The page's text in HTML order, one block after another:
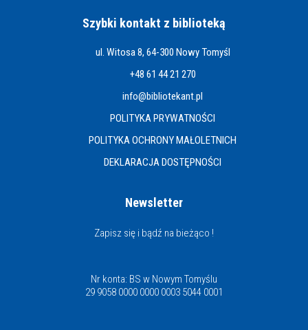
Szybki kontakt z biblioteką
ul. Witosa 8, 64-300 Nowy Tomyśl
+48 61 44 21 270
info@bibliotekant.pl
POLITYKA PRYWATNOŚCI
POLITYKA OCHRONY MAŁOLETNICH
DEKLARACJA DOSTĘPNOŚCI
Newsletter
Zapisz się i bądź na bieżąco !
Nr konta: BS w Nowym Tomyślu
29 9058 0000 0000 0003 5044 0001